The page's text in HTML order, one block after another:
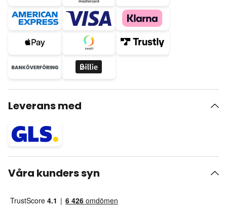
Leverans med
Våra kunders syn